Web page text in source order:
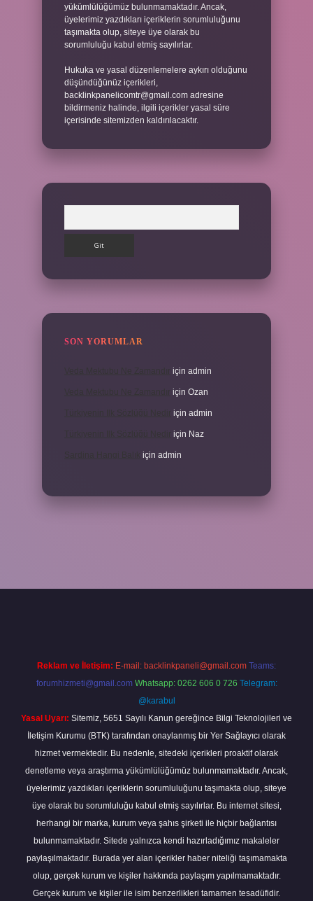
yükümlülüğümüz bulunmamaktadır. Ancak,
üyelerimiz yazdıkları içeriklerin sorumluluğunu
taşımakta olup, siteye üye olarak bu
sorumluluğu kabul etmiş sayılırlar.
Hukuka ve yasal düzenlemelere aykırı olduğunu
düşündüğünüz içerikleri,
backlinkpanelicomtr@gmail.com adresine
bildirmeniz halinde, ilgili içerikler yasal süre
içerisinde sitemizden kaldırılacaktır.
SON YORUMLAR
için admin
için Ozan
için admin
için Naz
için admin
Reklam ve İletişim: E-mail: backlinkpaneli@gmail.com Teams:
forumhizmeti@gmail.com Whatsapp: 0262 606 0 726 Telegram:
@karabul
Yasal Uyarı: Sitemiz, 5651 Sayılı Kanun gereğince Bilgi Teknolojileri ve
İletişim Kurumu (BTK) tarafından onaylanmış bir Yer Sağlayıcı olarak
hizmet vermektedir. Bu nedenle, sitedeki içerikleri proaktif olarak
denetleme veya araştırma yükümlülüğümüz bulunmamaktadır. Ancak,
üyelerimiz yazdıkları içeriklerin sorumluluğunu taşımakta olup, siteye
üye olarak bu sorumluluğu kabul etmiş sayılırlar. Bu internet sitesi,
herhangi bir marka, kurum veya şahıs şirketi ile hiçbir bağlantısı
bulunmamaktadır. Sitede yalnızca kendi hazırladığımız makaleler
paylaşılmaktadır. Burada yer alan içerikler haber niteliği taşımamakta
olup, gerçek kurum ve kişiler hakkında paylaşım yapılmamaktadır.
Gerçek kurum ve kişiler ile isim benzerlikleri tamamen tesadüfidir.